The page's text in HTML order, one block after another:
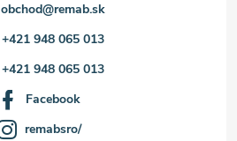
obchod@remab.sk
+421 948 065 013
+421 948 065 013
Facebook
remabsro/